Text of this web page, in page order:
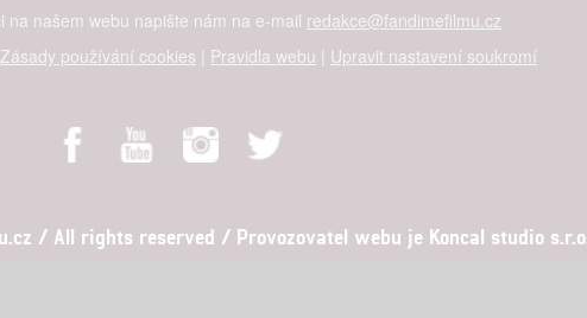
na našem webu napište nám na e-mail redakce@fandimefilmu.cz
Zásady používání cookies | Pravidla webu | Upravit nastavení soukromí
/ All rights reserved / Provozovatel webu je Koncal studio s.r.o.
IČO: 03604071, Lýskova 2073/57, Stodůlky, 155 00, Praha 5